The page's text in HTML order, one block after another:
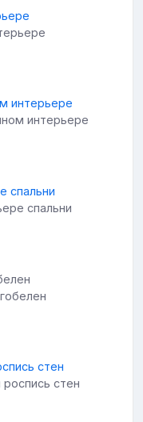
интерьере
спальни
роспись стен